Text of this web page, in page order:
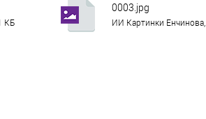
КБ
0003.jpg
ИИ Картинки